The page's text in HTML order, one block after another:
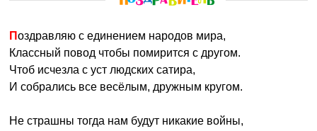
Поздравляю с единением народов мира,
Классный повод чтобы помирится с другом.
Чтоб исчезла с уст людских сатира,
И собрались все весёлым, дружным кругом.
Не страшны тогда нам будут никакие войны,